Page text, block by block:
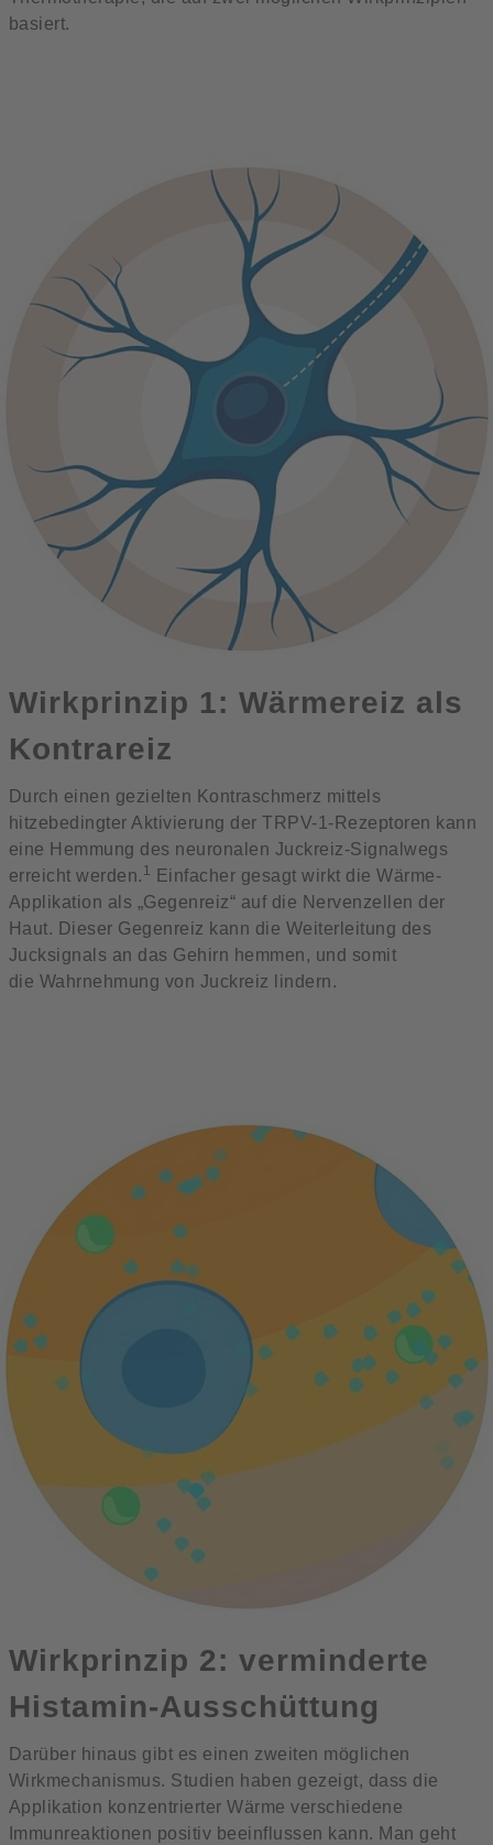
basiert.
Wirkprinzip 1: Wärmereiz als
Kontrareiz
Durch einen gezielten Kontraschmerz mittels
hitzebedingter Aktivierung der TRPV-1-Rezeptoren kann
eine Hemmung des neuronalen Juckreiz-Signalwegs
erreicht werden. 1
Einfacher gesagt wirkt die Wärme-
Applikation als „Gegenreiz“ auf die Nervenzellen der
Haut. Dieser Gegenreiz kann die Weiterleitung des
Jucksignals an das Gehirn hemmen, und somit
die Wahrnehmung von Juckreiz lindern.
Wirkprinzip 2: verminderte
Histamin-Ausschüttung
Darüber hinaus gibt es einen zweiten möglichen
Wirkmechanismus. Studien haben gezeigt, dass die
Applikation konzentrierter Wärme verschiedene
Immunreaktionen positiv beeinflussen kann. Man geht